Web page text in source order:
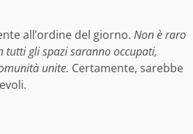
all’ordine del giorno. Non è raro
tutti gli spazi saranno occupati,
unite. Certamente, sarebbe